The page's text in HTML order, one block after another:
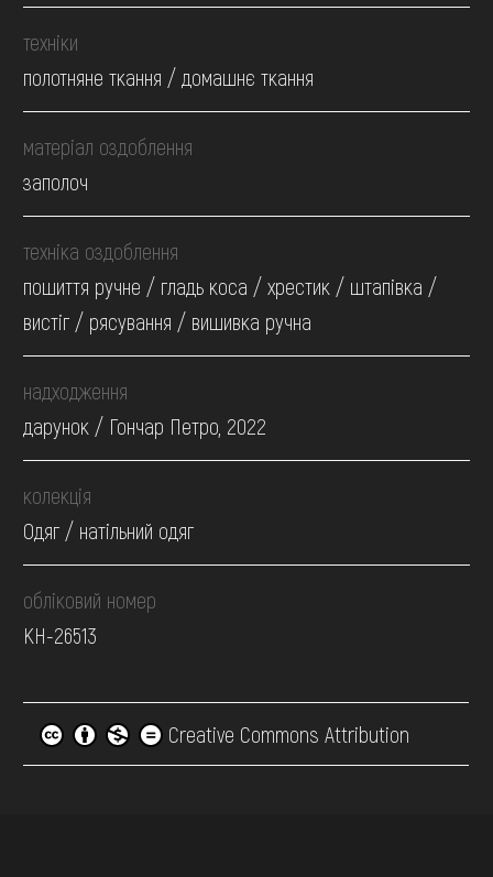
техніки
полотняне ткання / домашнє ткання
матеріал оздоблення
заполоч
техніка оздоблення
пошиття ручне / гладь коса / хрестик / штапівка /
вистіг / рясування / вишивка ручна
надходження
дарунок / Гончар Петро, 2022
колекція
Одяг / натільний одяг
обліковий номер
КН-26513
Creative Commons Attribution